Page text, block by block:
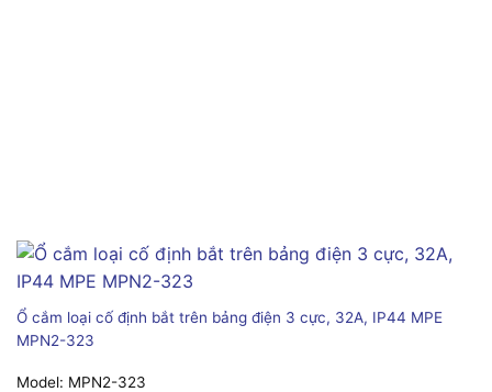
Ổ cắm loại cố định bắt trên bảng điện 3 cực, 32A, IP44 MPE
MPN2-323
Model: MPN2-323